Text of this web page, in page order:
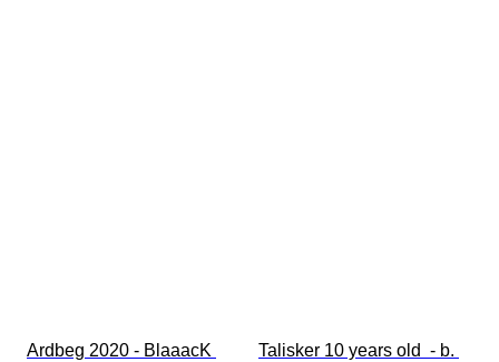
Ardbeg 2020 - BlaaacK
Talisker 10 years old  - b.